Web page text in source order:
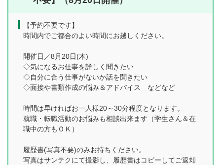
【予約不要です】
時間内でご都合のよい時間にお越しください。
開催日／8月20日(木)
◇気になるお仕事を詳しく聞きたい
◇自分に合う仕事がないか話を聞きたい
◇面接や書類作成の悩み＆アドバイス などなど
時間は早ければお一人様20～30分程度となります。
就職・転職活動のお悩みも相談出来ます（学生さん＆在
職中の方もＯＫ）
履歴書(写真不要)のみお持ちください。
写真はサンテクにて撮影し、履歴書はコピーしてご返却